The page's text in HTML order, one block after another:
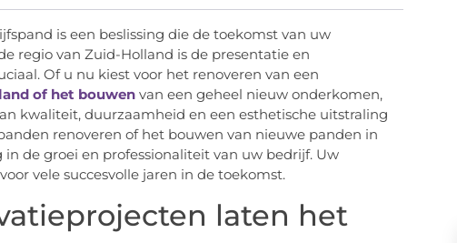
is een beslissing die de toekomst van uw
regio van Zuid-Holland is de presentatie en
Of u nu kiest voor het renoveren van een
of het bouwenvan een geheel nieuw onderkomen,
kwaliteit, duurzaamheid en een esthetische uitstraling
renoveren of het bouwen van nieuwe panden in
de groei en professionaliteit van uw bedrijf. Uw
vele succesvolle jaren in de toekomst.
laten het